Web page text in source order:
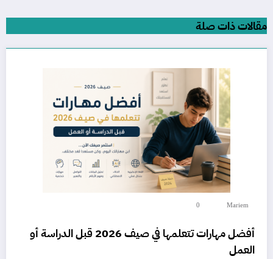
مقالات ذات صلة
Mariem
0
أفضل مهارات تتعلمها في صيف 2026 قبل الدراسة أو
العمل